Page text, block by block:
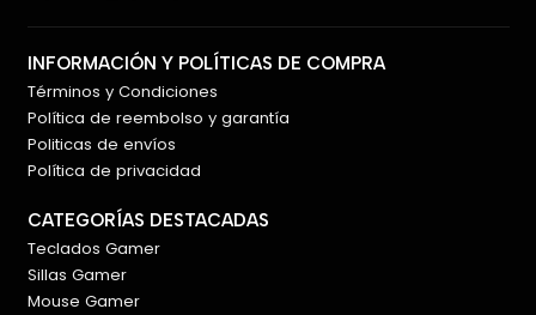
INFORMACIÓN Y POLÍTICAS DE COMPRA
Términos y Condiciones
Política de reembolso y garantía
Politicas de envíos
Política de privacidad
CATEGORÍAS DESTACADAS
Teclados Gamer
Sillas Gamer
Mouse Gamer